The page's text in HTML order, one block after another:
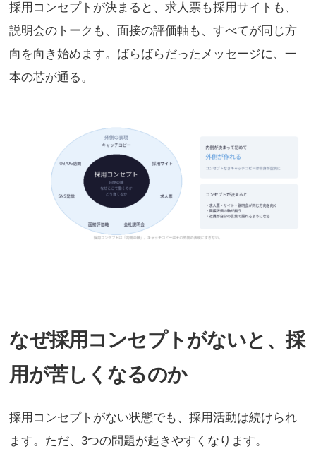
採用コンセプトが決まると、求人票も採用サイトも、
説明会のトークも、面接の評価軸も、すべてが同じ方
向を向き始めます。ばらばらだったメッセージに、一
本の芯が通る。
なぜ採用コンセプトがないと、採
用が苦しくなるのか
採用コンセプトがない状態でも、採用活動は続けられ
ます。ただ、3つの問題が起きやすくなります。